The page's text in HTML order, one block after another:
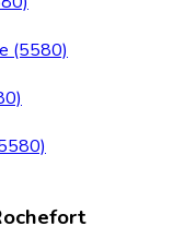
(5580)